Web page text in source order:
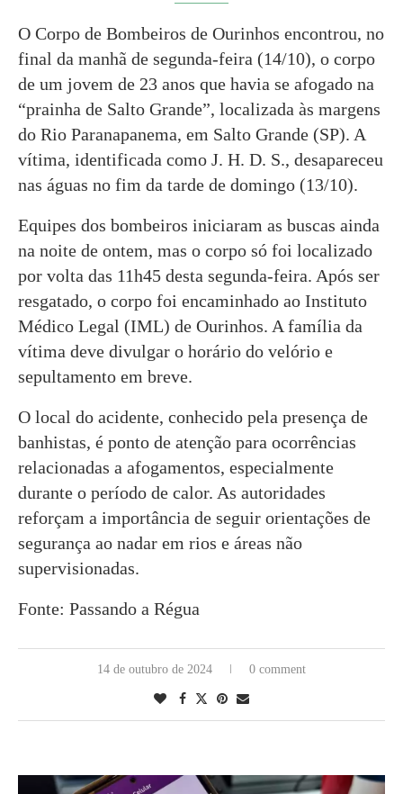
O Corpo de Bombeiros de Ourinhos encontrou, no
final da manhã de segunda-feira (14/10), o corpo
de um jovem de 23 anos que havia se afogado na
“prainha de Salto Grande”, localizada às margens
do Rio Paranapanema, em Salto Grande (SP). A
vítima, identificada como J. H. D. S., desapareceu
nas águas no fim da tarde de domingo (13/10).
Equipes dos bombeiros iniciaram as buscas ainda
na noite de ontem, mas o corpo só foi localizado
por volta das 11h45 desta segunda-feira. Após ser
resgatado, o corpo foi encaminhado ao Instituto
Médico Legal (IML) de Ourinhos. A família da
vítima deve divulgar o horário do velório e
sepultamento em breve.
O local do acidente, conhecido pela presença de
banhistas, é ponto de atenção para ocorrências
relacionadas a afogamentos, especialmente
durante o período de calor. As autoridades
reforçam a importância de seguir orientações de
segurança ao nadar em rios e áreas não
supervisionadas.
Fonte: Passando a Régua
14 de outubro de 2024 0 comment